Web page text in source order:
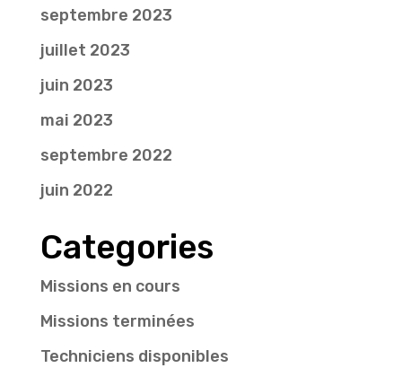
septembre 2023
juillet 2023
juin 2023
mai 2023
septembre 2022
juin 2022
Categories
Missions en cours
Missions terminées
Techniciens disponibles